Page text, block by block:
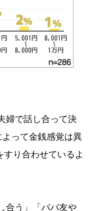
婦で話し合って決
って金銭感覚は異
すり合わせているよ
合う」「パパ友や